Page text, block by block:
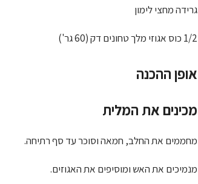
גרידה מחצי לימון
1/2 כוס אגוזי מלך טחונים דק (60 גר')
אופן ההכנה
מכינים את המלית
מחממים את החלב, חמאה וסוכר עד סף רתיחה.
מנמיכים את האש ומוסיפים את האגוזים.